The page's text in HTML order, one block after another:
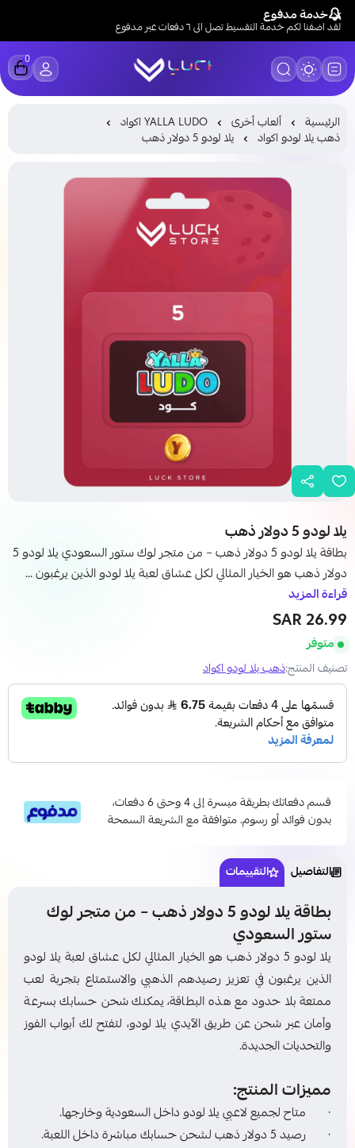
خدمة مدفوع
لقد اضفنا لكم خدمة التقسيط تصل الى ٦ دفعات عبر مدفوع
LUCK STORE
0
الرئيسية ألعاب أخرى
YALLA LUDO اكواد
ذهب يلا لودو اكواد
يلا لودو 5 دولار ذهب
يلا لودو 5 دولار ذهب
بطاقة يلا لودو 5 دولار ذهب – من متجر لوك ستور السعودي يلا لودو 5
دولار ذهب هو الخيار المثالي لكل عشاق لعبة يلا لودو الذين يرغبون ...
قراءة المزيد
26.99 SAR
متوفر
تصنيف المنتج:ذهب يلا لودو اكواد
قسم دفعاتك بطريقة ميسرة إلى 4 وحتى 6 دفعات،
بدون فوائد أو رسوم. متوافقة مع الشريعة السمحة
التفاصيل التقييمات
بطاقة يلا لودو 5 دولار ذهب – من متجر لوك
ستور السعودي
يلا لودو 5 دولار ذهب هو الخيار المثالي لكل عشاق لعبة يلا لودو
الذين يرغبون في تعزيز رصيدهم الذهبي والاستمتاع بتجربة لعب
ممتعة بلا حدود مع هذه البطاقة، يمكنك شحن حسابك بسرعة
وأمان عبر شحن عن طريق الآيدي يلا لودو، لتفتح لك أبواب الفوز
والتحديات الجديدة.
مميزات المنتج:
· متاح لجميع لاعبي يلا لودو داخل السعودية وخارجها.
· رصيد 5 دولار ذهب لشحن حسابك مباشرة داخل اللعبة.